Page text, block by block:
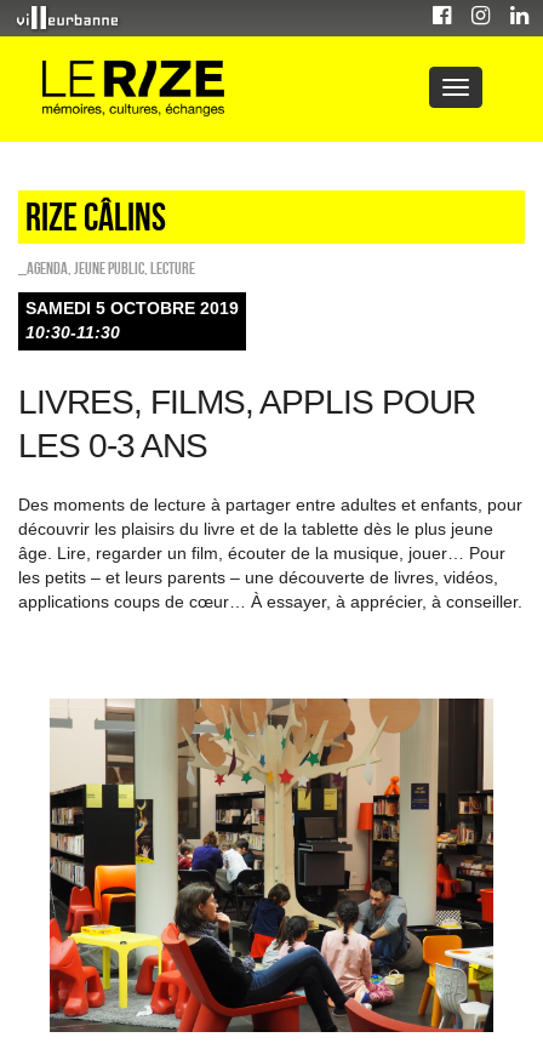
Rize câlins
_Agenda Jeune public Lecture
SAMEDI 5 OCTOBRE 2019
10:30-11:30
LIVRES, FILMS, APPLIS POUR
LES 0-3 ANS
Des moments de lecture à partager entre adultes et enfants, pour
découvrir les plaisirs du livre et de la tablette dès le plus jeune
âge. Lire, regarder un film, écouter de la musique, jouer… Pour
les petits – et leurs parents – une découverte de livres, vidéos,
applications coups de cœur… À essayer, à apprécier, à conseiller.